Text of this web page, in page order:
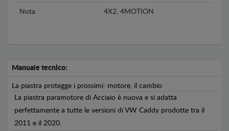
Nota 4X2, 4MOTION
Manuale tecnico:
La piastra protegge i prossimi: motore, il cambio
La piastra paramotore di Acciaio è nuova e si adatta
perfettamente a tutte le versioni di VW Caddy prodotte tra il
2011 e il 2020.